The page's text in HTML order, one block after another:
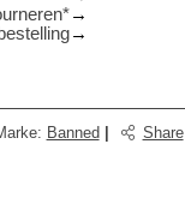
: Banned Share